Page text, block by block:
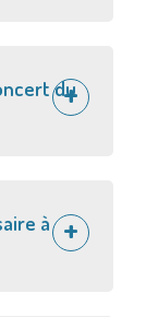
du
à